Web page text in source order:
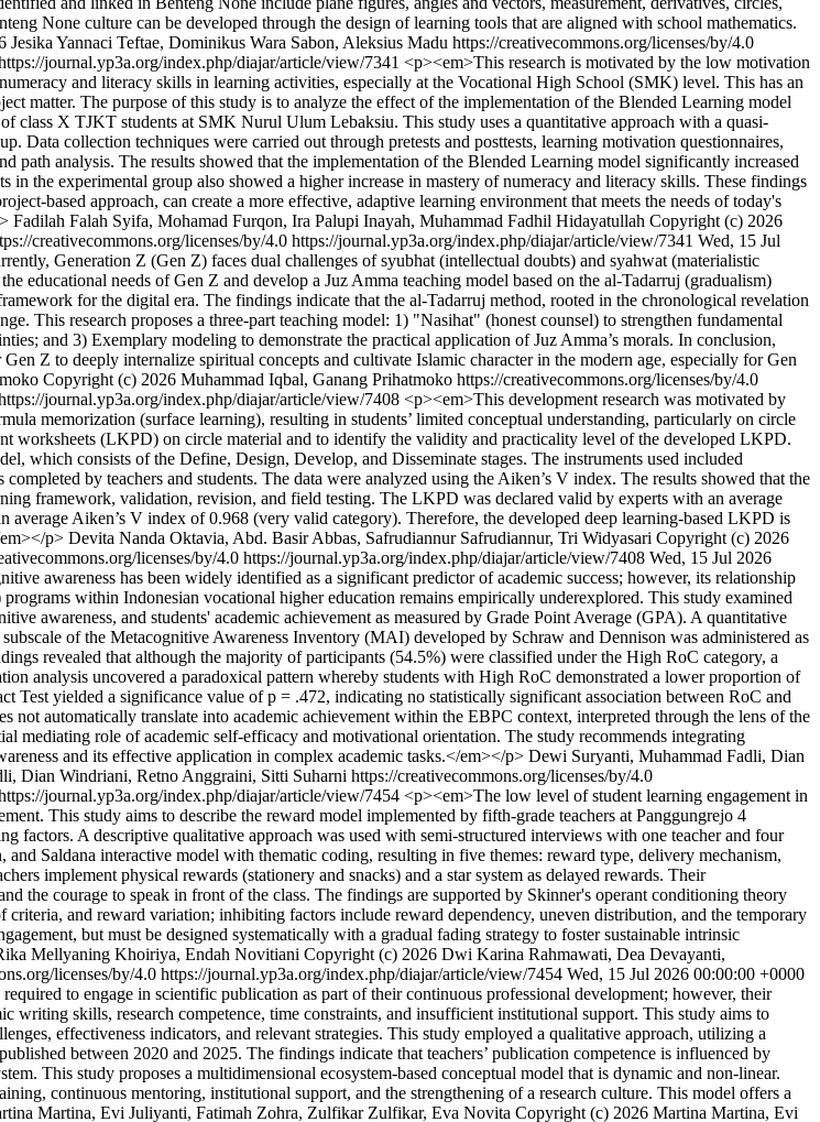
None culture can be developed through the design of learning tools that are aligned with school mathematics.
Jesika Yannaci Teftae, Dominikus Wara Sabon, Aleksius Madu https://creativecommons.org/licenses/by/4.0
journal.yp3a.org/index.php/diajar/article/view/7341 <p><em>This research is motivated by the low motivation
and literacy skills in learning activities, especially at the Vocational High School (SMK) level. This has an
matter. The purpose of this study is to analyze the effect of the implementation of the Blended Learning model
class X TJKT students at SMK Nurul Ulum Lebaksiu. This study uses a quantitative approach with a quasi-
collection techniques were carried out through pretests and posttests, learning motivation questionnaires,
path analysis. The results showed that the implementation of the Blended Learning model significantly increased
the experimental group also showed a higher increase in mastery of numeracy and literacy skills. These findings
based approach, can create a more effective, adaptive learning environment that meets the needs of today's
Fadilah Falah Syifa, Mohamad Furqon, Ira Palupi Inayah, Muhammad Fadhil Hidayatullah Copyright (c) 2026
creativecommons.org/licenses/by/4.0 https://journal.yp3a.org/index.php/diajar/article/view/7341 Wed, 15 Jul
Generation Z (Gen Z) faces dual challenges of syubhat (intellectual doubts) and syahwat (materialistic
educational needs of Gen Z and develop a Juz Amma teaching model based on the al-Tadarruj (gradualism)
for the digital era. The findings indicate that the al-Tadarruj method, rooted in the chronological revelation
This research proposes a three-part teaching model: 1) "Nasihat" (honest counsel) to strengthen fundamental
and 3) Exemplary modeling to demonstrate the practical application of Juz Amma’s morals. In conclusion,
Z to deeply internalize spiritual concepts and cultivate Islamic character in the modern age, especially for Gen
Copyright (c) 2026 Muhammad Iqbal, Ganang Prihatmoko https://creativecommons.org/licenses/by/4.0
journal.yp3a.org/index.php/diajar/article/view/7408 <p><em>This development research was motivated by
memorization (surface learning), resulting in students’ limited conceptual understanding, particularly on circle
worksheets (LKPD) on circle material and to identify the validity and practicality level of the developed LKPD.
which consists of the Define, Design, Develop, and Disseminate stages. The instruments used included
by teachers and students. The data were analyzed using the Aiken’s V index. The results showed that the
framework, validation, revision, and field testing. The LKPD was declared valid by experts with an average
Aiken’s V index of 0.968 (very valid category). Therefore, the developed deep learning-based LKPD is
p> Devita Nanda Oktavia, Abd. Basir Abbas, Safrudiannur Safrudiannur, Tri Widyasari Copyright (c) 2026
licenses/by/4.0 https://journal.yp3a.org/index.php/diajar/article/view/7408 Wed, 15 Jul 2026
awareness has been widely identified as a significant predictor of academic success; however, its relationship
within Indonesian vocational higher education remains empirically underexplored. This study examined
awareness, and students' academic achievement as measured by Grade Point Average (GPA). A quantitative
of the Metacognitive Awareness Inventory (MAI) developed by Schraw and Dennison was administered as
revealed that although the majority of participants (54.5%) were classified under the High RoC category, a
analysis uncovered a paradoxical pattern whereby students with High RoC demonstrated a lower proportion of
yielded a significance value of p = .472, indicating no statistically significant association between RoC and
not automatically translate into academic achievement within the EBPC context, interpreted through the lens of the
mediating role of academic self-efficacy and motivational orientation. The study recommends integrating
and its effective application in complex academic tasks.</em></p> Dewi Suryanti, Muhammad Fadli, Dian
Dian Windriani, Retno Anggraini, Sitti Suharni https://creativecommons.org/licenses/by/4.0
journal.yp3a.org/index.php/diajar/article/view/7454 <p><em>The low level of student learning engagement in
This study aims to describe the reward model implemented by fifth-grade teachers at Panggungrejo 4
factors. A descriptive qualitative approach was used with semi-structured interviews with one teacher and four
Saldana interactive model with thematic coding, resulting in five themes: reward type, delivery mechanism,
implement physical rewards (stationery and snacks) and a star system as delayed rewards. Their
the courage to speak in front of the class. The findings are supported by Skinner's operant conditioning theory
and reward variation; inhibiting factors include reward dependency, uneven distribution, and the temporary
but must be designed systematically with a gradual fading strategy to foster sustainable intrinsic
Mellyaning Khoiriya, Endah Novitiani Copyright (c) 2026 Dwi Karina Rahmawati, Dea Devayanti,
licenses/by/4.0 https://journal.yp3a.org/index.php/diajar/article/view/7454 Wed, 15 Jul 2026 00:00:00 +0000
to engage in scientific publication as part of their continuous professional development; however, their
skills, research competence, time constraints, and insufficient institutional support. This study aims to
effectiveness indicators, and relevant strategies. This study employed a qualitative approach, utilizing a
between 2020 and 2025. The findings indicate that teachers’ publication competence is influenced by
This study proposes a multidimensional ecosystem-based conceptual model that is dynamic and non-linear.
continuous mentoring, institutional support, and the strengthening of a research culture. This model offers a
Martina, Evi Juliyanti, Fatimah Zohra, Zulfikar Zulfikar, Eva Novita Copyright (c) 2026 Martina Martina, Evi